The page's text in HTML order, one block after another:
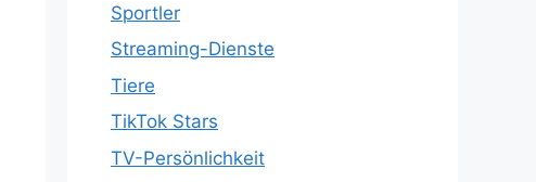
Sportler
Streaming-Dienste
Tiere
TikTok Stars
TV-Persönlichkeit